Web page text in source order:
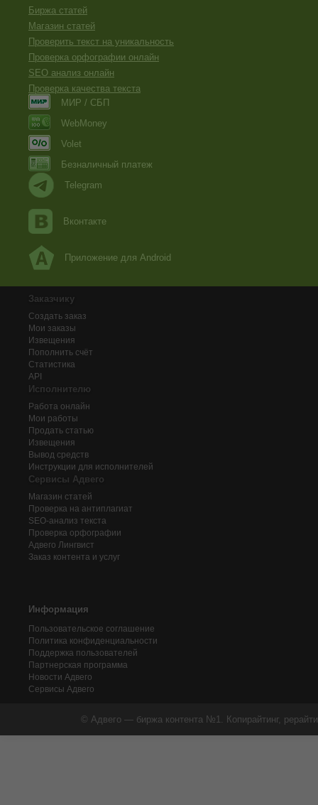
Биржа статей
Магазин статей
Проверить текст на уникальность
Проверка орфографии онлайн
SEO анализ онлайн
Проверка качества текста
МИР / СБП
WebMoney
Volet
Безналичный платеж
Telegram
Вконтакте
Приложение для Android
Заказчику
Создать заказ
Мои заказы
Извещения
Пополнить счёт
Статистика
API
Исполнителю
Работа онлайн
Мои работы
Продать статью
Извещения
Вывод средств
Инструкции для исполнителей
Сервисы Адвего
Магазин статей
Проверка на антиплагиат
SEO-анализ текста
Проверка орфографии
Адвего Лингвист
Заказ контента и услуг
Информация
Пользовательское соглашение
Политика конфиденциальности
Поддержка пользователей
Партнерская программа
Новости Адвего
Сервисы Адвего
© Адвего — биржа контента №1. Копирайтинг,